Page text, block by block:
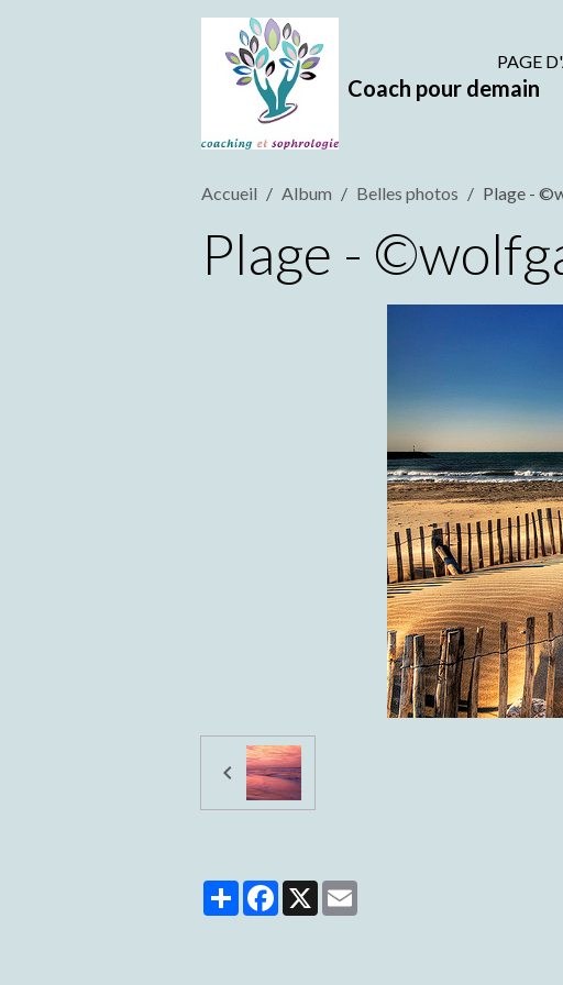
Coach pour demain
PAGE
Accueil Album Belles photos Plage -
Plage -
PartagerFacebook
X